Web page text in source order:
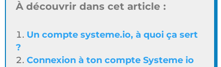
À découvrir dans cet article :
Un compte systeme.io, à quoi ça sert
?
Connexion à ton compte Systeme io